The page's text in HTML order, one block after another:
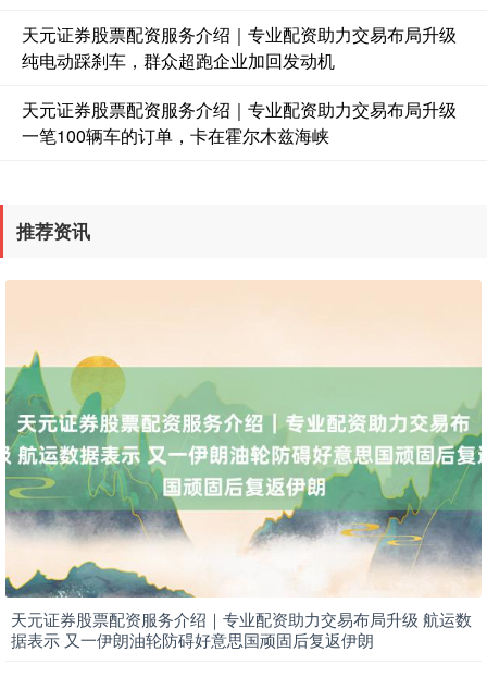
国债指数 229.59 -0.00
期指IC0 7730.00
上证综指 3900.35 +21.92 +0.57%
天元证券股票配资服务介绍｜专业配资助力交易布局升级
纯电动踩刹车，群众超跑企业加回发动机
天元证券股票配资服务介绍｜专业配资助力交易布局升级
一笔100辆车的订单，卡在霍尔木兹海峡
推荐资讯
天元证券股票配资服务介绍｜专业配资助力交易布局升级 航运数
据表示 又一伊朗油轮防碍好意思国顽固后复返伊朗